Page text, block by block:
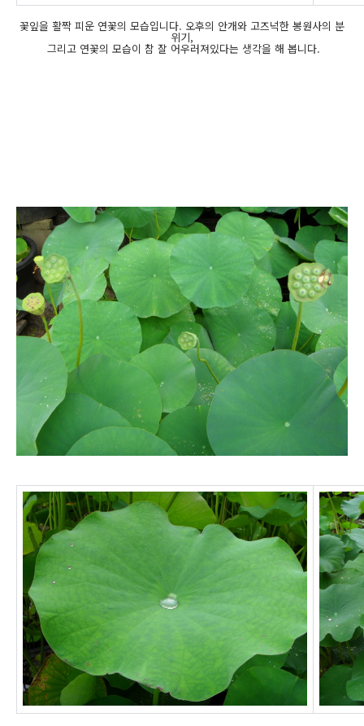
꽃잎을 활짝 피운 연꽃의 모습입니다. 오후의 안개와 고즈넉한 봉원사의 분
위기,
그리고 연꽃의 모습이 참 잘 어우러져있다는 생각을 해 봅니다.